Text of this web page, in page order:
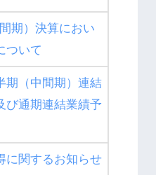
期）決算におい
ついて
期（中間期）連結
び通期連結業績予
に関するお知らせ